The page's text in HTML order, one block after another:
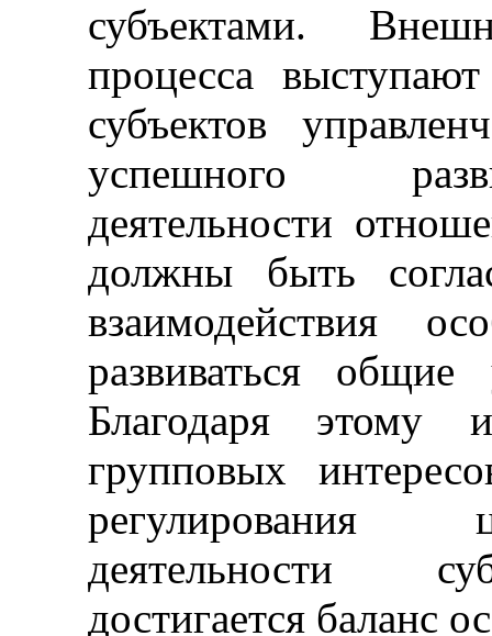
субъектами.
процесса
субъектов
успешного
деятельности
должны быть
взаимодействия
развиваться общие
Благодаря этому
групповых
регулирования
деятельности
достигается баланс